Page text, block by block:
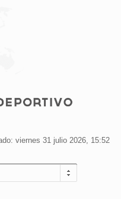
viernes 31 julio 2026, 15:52